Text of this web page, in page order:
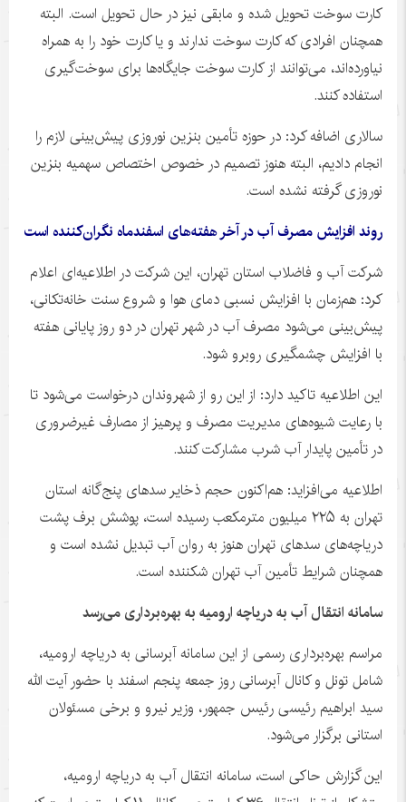
کارت سوخت تحویل شده و مابقی نیز در حال تحویل است. البته
همچنان افرادی که کارت سوخت ندارند و یا کارت خود را به همراه
نیاورده‌اند، می‌توانند از کارت سوخت جایگاه‌ها برای سوخت‌گیری
استفاده کنند.
سالاری اضافه کرد: در حوزه تأمین بنزین نوروزی پیش‌بینی لازم را
انجام دادیم، البته هنوز تصمیم در خصوص اختصاص سهمیه بنزین
نوروزی گرفته نشده است.
روند افزایش مصرف آب در آخر هفته‌های اسفندماه نگران‌کننده است
شرکت آب و فاضلاب استان تهران، این شرکت در اطلاعیه‌ای اعلام
کرد: هم‌زمان با افزایش نسبی دمای هوا و شروع سنت خانه‌تکانی،
پیش‌بینی می‌شود مصرف آب در شهر تهران در دو روز پایانی هفته
با افزایش چشمگیری روبرو شود.
این اطلاعیه تاکید دارد: از این رو از شهروندان درخواست می‌شود تا
با رعایت شیوه‌های مدیریت مصرف و پرهیز از مصارف غیرضروری
در تأمین پایدار آب شرب مشارکت کنند.
اطلاعیه می‌افزاید: هم‌اکنون حجم ذخایر سدهای پنج‌گانه استان
تهران به ۲۲۵ میلیون مترمکعب رسیده است، پوشش برف پشت
دریاچه‌های سدهای تهران هنوز به روان آب تبدیل نشده است و
همچنان شرایط تأمین آب تهران شکننده است.
سامانه انتقال آب به دریاچه ارومیه به بهره‌برداری می‌رسد
مراسم بهره‌برداری رسمی از این سامانه آبرسانی به دریاچه ارومیه،
شامل تونل و کانال آبرسانی روز جمعه پنجم اسفند با حضور آیت الله
سید ابراهیم رئیسی رئیس جمهور، وزیر نیرو و برخی مسئولان
استانی برگزار می‌شود.
این گزارش حاکی است، سامانه انتقال آب به دریاچه ارومیه،